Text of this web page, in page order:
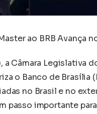
ao BRB Avança
Câmara Legislativa
o Banco de Brasília
no Brasil e no
passo importante